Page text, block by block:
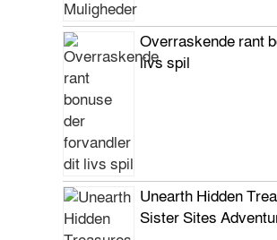
Overraskende rant
livs spil
Unearth Hidden
Sister Sites